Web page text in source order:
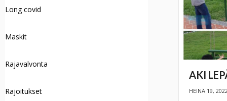
AKI
HEINÄ 19,
Long covid
Maskit
Rajavalvonta
Rajoitukset